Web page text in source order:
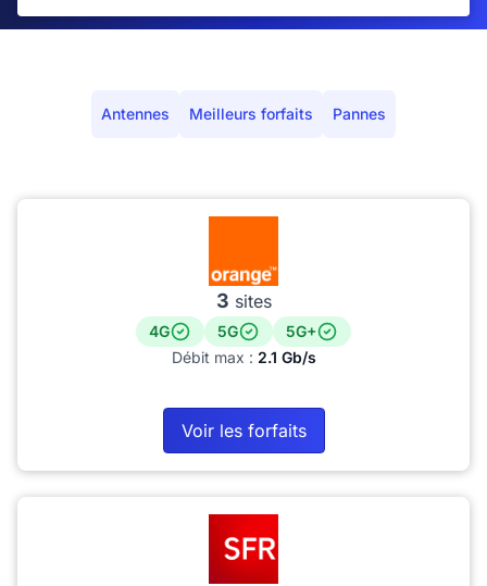
Antennes Meilleurs forfaits Pannes
3 sites
4G 5G
5G+
Débit max : 2.1 Gb/s
Voir les forfaits